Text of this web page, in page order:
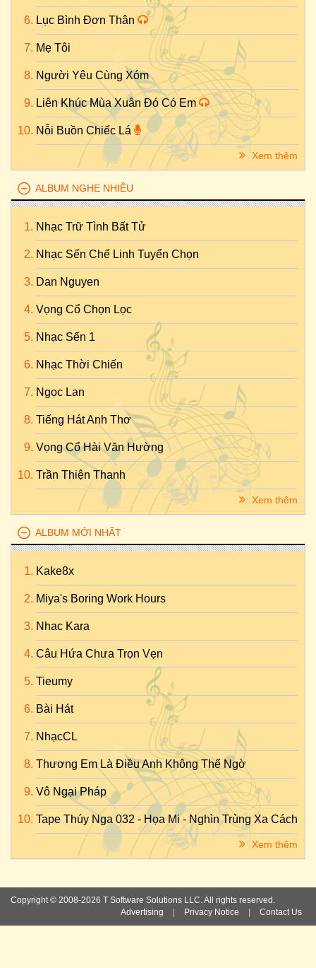
Lục Bình Đơn Thân
Mẹ Tôi
Người Yêu Cùng Xóm
Liên Khúc Mùa Xuân Đó Có Em
Nỗi Buồn Chiếc Lá
Xem thêm
ALBUM NGHE NHIỀU
Nhạc Trữ Tình Bất Tử
Nhạc Sến Chế Linh Tuyển Chọn
Dan Nguyen
Vọng Cổ Chọn Lọc
Nhạc Sến 1
Nhạc Thời Chiến
Ngọc Lan
Tiếng Hát Anh Thơ
Vọng Cổ Hài Văn Hường
Trần Thiện Thanh
Xem thêm
ALBUM MỚI NHẤT
Kake8x
Miya's Boring Work Hours
Nhac Kara
Câu Hứa Chưa Trọn Vẹn
Tieumy
Bài Hát
NhạcCL
Thương Em Là Điều Anh Không Thể Ngờ
Vô Ngại Pháp
Tape Thúy Nga 032 - Họa Mi - Nghìn Trùng Xa Cách
Xem thêm
Copyright © 2008-2026 T Software Solutions LLC. All rights reserved.
Advertising
Privacy Notice Contact Us